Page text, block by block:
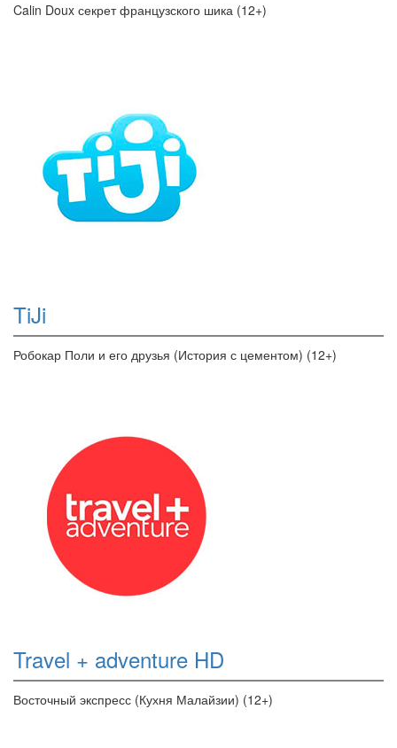
Calin Doux секрет французского шика (12+)
TiJi
Робокар Поли и его друзья (История с цементом) (12+)
Travel + adventure HD
Восточный экспресс (Кухня Малайзии) (12+)